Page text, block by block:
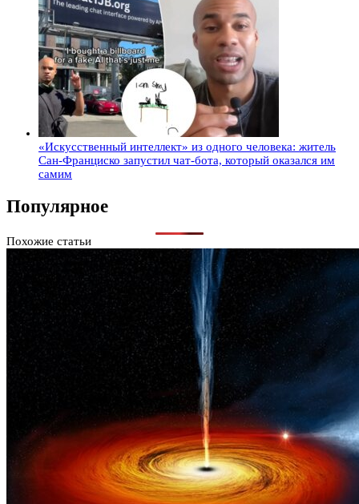
«Искусственный интеллект» из одного человека: житель
Сан-Франциско запустил чат-бота, который оказался им
самим
Популярное
Похожие статьи